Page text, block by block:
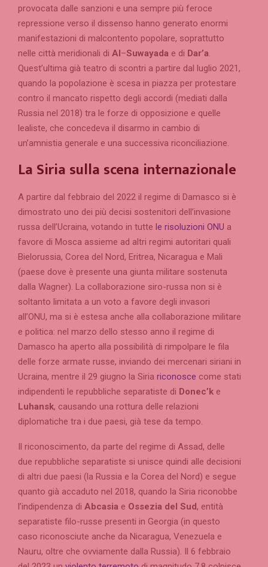
provocata dalle sanzioni e una sempre più feroce
repressione verso il dissenso hanno generato enormi
manifestazioni di malcontento popolare, soprattutto
nelle città meridionali di Al–Suwayada e di Dar’a.
Quest’ultima già teatro di scontri a partire dal luglio 2021,
quando la popolazione è scesa in piazza per protestare
contro il mancato rispetto degli accordi (mediati dalla
Russia nel 2018) tra le forze di opposizione e quelle
lealiste, che concedeva il disarmo in cambio di
un’amnistia generale e una successiva riconciliazione.
La Siria sulla scena internazionale
A partire dal febbraio del 2022 il regime di Damasco si è
dimostrato uno dei più decisi sostenitori dell’invasione
russa dell’Ucraina, votando in tutte le risoluzioni ONU a
favore di Mosca assieme ad altri regimi autoritari quali
Bielorussia, Corea del Nord, Eritrea, Nicaragua e Mali
(paese dove è presente una giunta militare sostenuta
dalla Wagner). La collaborazione siro-russa non si è
soltanto limitata a un voto a favore degli invasori
all’ONU, ma si è estesa anche alla collaborazione militare
e politica: nel marzo dello stesso anno il regime di
Damasco ha aperto alla possibilità di rimpolpare le fila
delle forze armate russe, inviando dei mercenari siriani in
Ucraina, mentre il 29 giugno la Siria riconosce come stati
indipendenti le repubbliche separatiste di Donec’k e
Luhansk, causando una rottura delle relazioni
diplomatiche tra i due paesi, già tese da tempo.
Il riconoscimento, da parte del regime di Assad, delle
due repubbliche separatiste si unisce quindi alle decisioni
di altri due paesi (la Russia e la Corea del Nord) e segue
quanto già accaduto nel 2018, quando la Siria riconobbe
l’indipendenza di Abcasia e Ossezia del Sud, entità
separatiste filo-russe presenti in Georgia (in questo
caso riconosciute anche da Nicaragua, Venezuela e
Nauru, oltre che ovviamente dalla Russia). Il 6 febbraio